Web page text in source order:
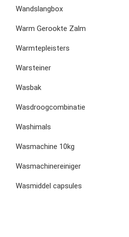
Wandslangbox
Warm Gerookte Zalm
Warmtepleisters
Warsteiner
Wasbak
Wasdroogcombinatie
Washimals
Wasmachine 10kg
Wasmachinereiniger
Wasmiddel capsules